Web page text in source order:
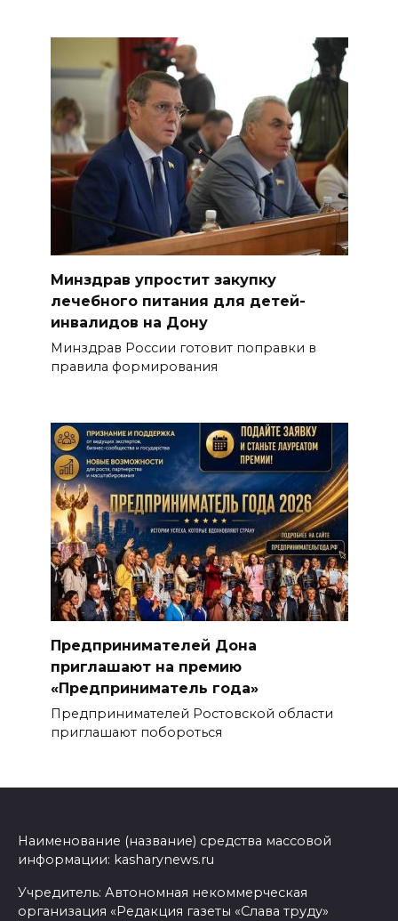
Минздрав упростит закупку
лечебного питания для детей-
инвалидов на Дону
Минздрав России готовит поправки в
правила формирования
Предпринимателей Дона
приглашают на премию
«Предприниматель года»
Предпринимателей Ростовской области
приглашают побороться
Наименование (название) средства массовой
информации: kasharynews.ru
Учредитель: Автономная некоммерческая
организация «Редакция газеты «Слава труду»